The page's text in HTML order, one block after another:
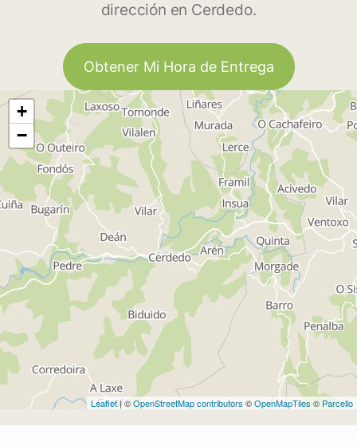
dirección en Cerdedo.
Obtener Mi Hora de Entrega
+
−
Leaflet| ©OpenStreetMap contributors ©OpenMapTiles © Parcello